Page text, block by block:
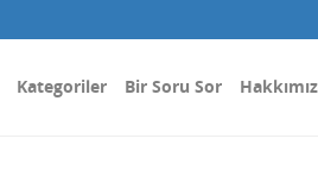
Kategoriler Bir Soru Sor